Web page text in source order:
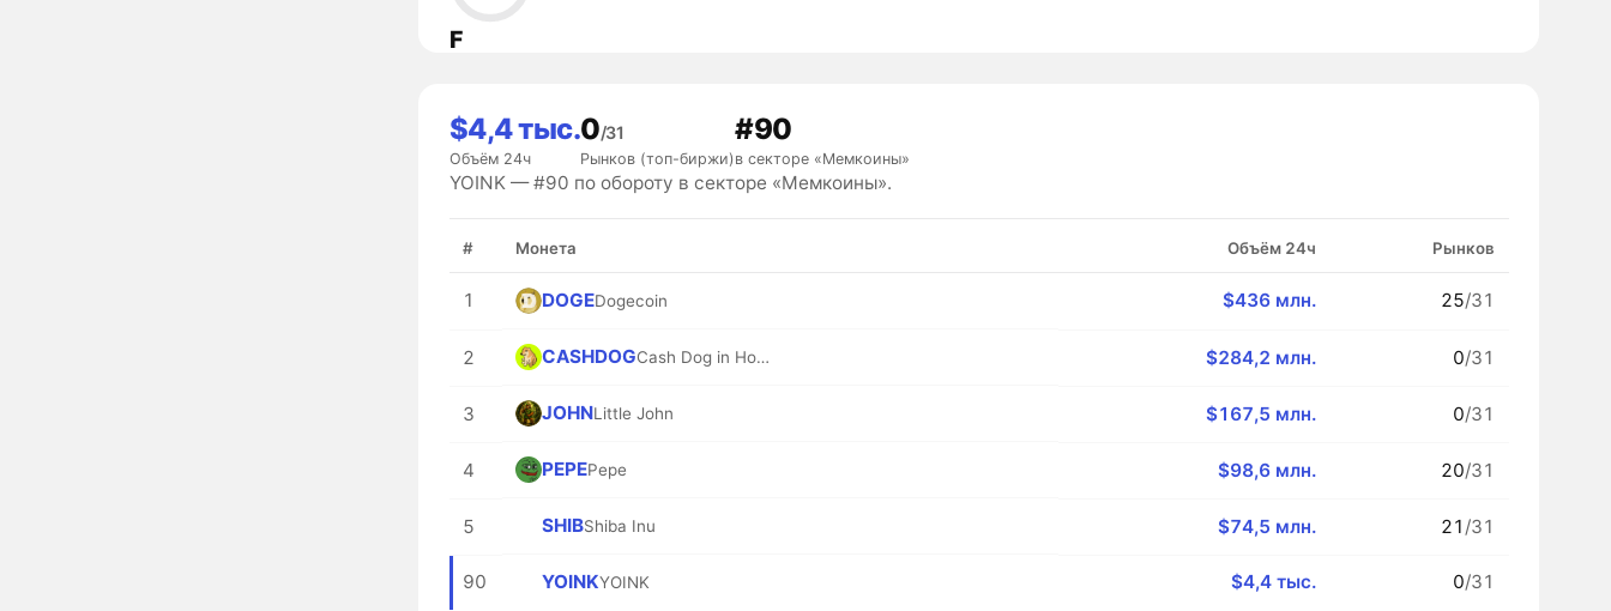
F
$4,4 тыс.
Объём 24ч
0/31
Рынков (топ-биржи)
#90
в секторе «Мемкоины»
YOINK — #90 по обороту в секторе «Мемкоины».
# Монета Объём 24ч Рынков
1 DOGEDogecoin $436 млн. 25/31
2 CASHDOG Cash Dog in Hood $284,2 млн. 0/31
3 JOHNLittle John $167,5 млн. 0/31
4 PEPEPepe $98,6 млн. 20/31
5 SHIBShiba Inu $74,5 млн. 21 /31
90 YOINKYOINK $4,4 тыс. 0/31